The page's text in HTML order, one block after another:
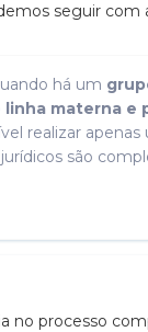
seguir com
há um
materna e
realizar
são
no processo